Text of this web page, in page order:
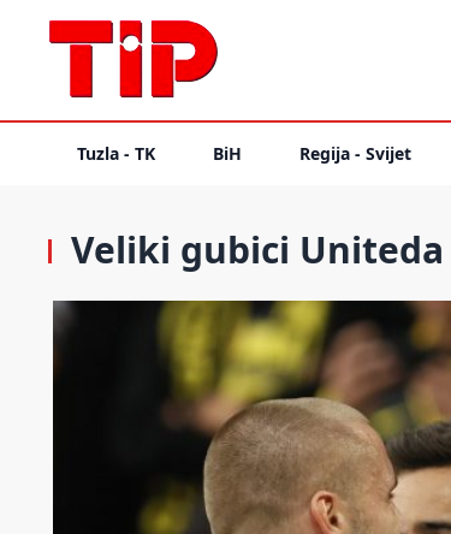
Tuzla - TK BiH Regija - Svijet
Veliki gubici Uniteda